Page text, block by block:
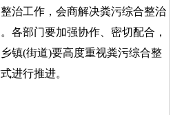
治工作，会商解决粪污综合整治
各部门要加强协作、密切配合，
镇(街道)要高度重视粪污综合整
进行推进。